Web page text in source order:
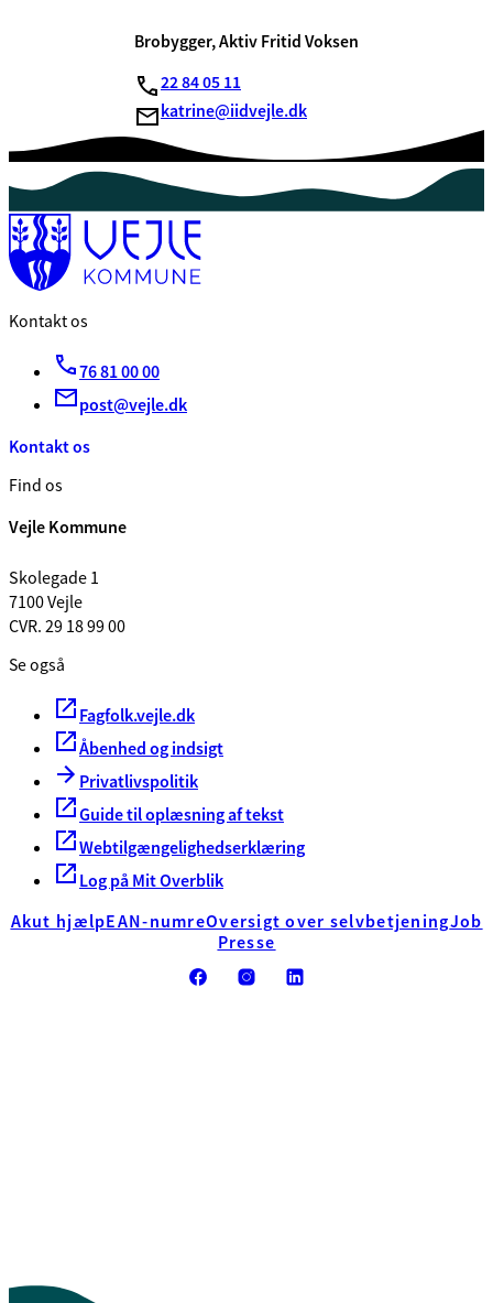
Brobygger, Aktiv Fritid Voksen
22 84 05 11
katrine@iidvejle.dk
Kontakt os
76 81 00 00
post@vejle.dk
Kontakt os
Find os
Vejle Kommune
Skolegade 1
7100 Vejle
CVR. 29 18 99 00
Se også
Fagfolk.vejle.dk
Åbenhed og indsigt
Privatlivspolitik
Guide til oplæsning af tekst
Webtilgængelighedserklæring
Log på Mit Overblik
Akut hjælpEAN-numreOversigt over selvbetjeningJob
Presse